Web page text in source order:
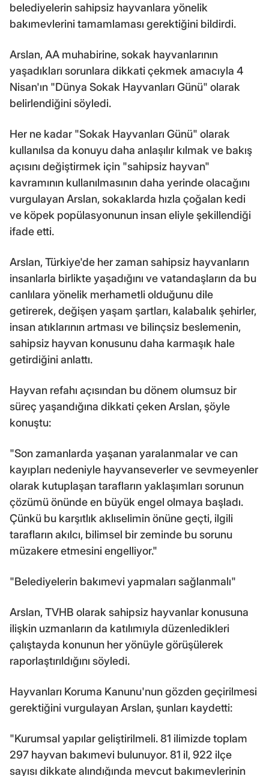
belediyelerin sahipsiz hayvanlara yönelik
bakımevlerini tamamlaması gerektiğini bildirdi.
Arslan, AA muhabirine, sokak hayvanlarının
yaşadıkları sorunlara dikkati çekmek amacıyla 4
Nisan'ın "Dünya Sokak Hayvanları Günü" olarak
belirlendiğini söyledi.
Her ne kadar "Sokak Hayvanları Günü" olarak
kullanılsa da konuyu daha anlaşılır kılmak ve bakış
açısını değiştirmek için "sahipsiz hayvan"
kavramının kullanılmasının daha yerinde olacağını
vurgulayan Arslan, sokaklarda hızla çoğalan kedi
ve köpek popülasyonunun insan eliyle şekillendiği
ifade etti.
Arslan, Türkiye'de her zaman sahipsiz hayvanların
insanlarla birlikte yaşadığını ve vatandaşların da bu
canlılara yönelik merhametli olduğunu dile
getirerek, değişen yaşam şartları, kalabalık şehirler,
insan atıklarının artması ve bilinçsiz beslemenin,
sahipsiz hayvan konusunu daha karmaşık hale
getirdiğini anlattı.
Hayvan refahı açısından bu dönem olumsuz bir
süreç yaşandığına dikkati çeken Arslan, şöyle
konuştu:
"Son zamanlarda yaşanan yaralanmalar ve can
kayıpları nedeniyle hayvanseverler ve sevmeyenler
olarak kutuplaşan tarafların yaklaşımları sorunun
çözümü önünde en büyük engel olmaya başladı.
Çünkü bu karşıtlık aklıselimin önüne geçti, ilgili
tarafların akılcı, bilimsel bir zeminde bu sorunu
müzakere etmesini engelliyor."
"Belediyelerin bakımevi yapmaları sağlanmalı"
Arslan, TVHB olarak sahipsiz hayvanlar konusuna
ilişkin uzmanların da katılımıyla düzenledikleri
çalıştayda konunun her yönüyle görüşülerek
raporlaştırıldığını söyledi.
Hayvanları Koruma Kanunu'nun gözden geçirilmesi
gerektiğini vurgulayan Arslan, şunları kaydetti:
"Kurumsal yapılar geliştirilmeli. 81 ilimizde toplam
297 hayvan bakımevi bulunuyor. 81 il, 922 ilçe
sayısı dikkate alındığında mevcut bakımevlerinin